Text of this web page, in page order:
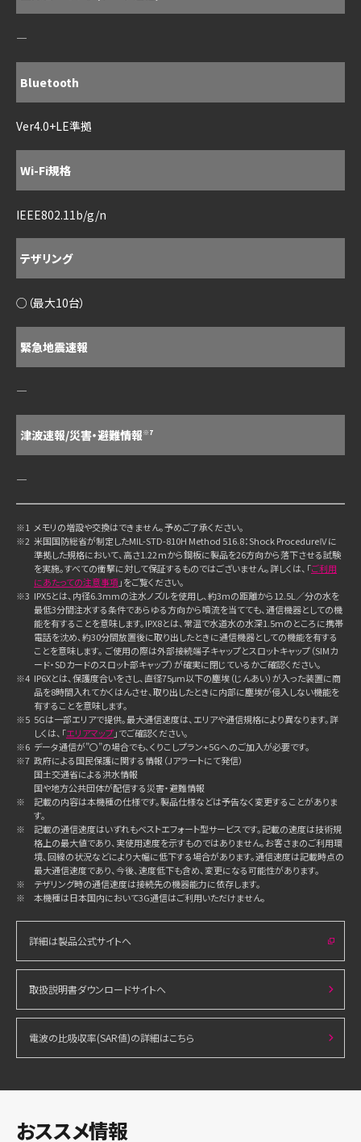
―
Bluetooth
Ver4.0+LE準拠
Wi-Fi規格
IEEE802.11b/g/n
テザリング
○（最大10台）
緊急地震速報
―
津波速報/災害・避難情報※7
―
※1 メモリの増設や交換はできません。予めご了承ください。
※2 米国国防総省が制定したMIL-STD-810H Method 516.8：Shock ProcedureⅣに
準拠した規格において、高さ1.22ｍから鋼板に製品を26方向から落下させる試験
を実施。すべての衝撃に対して保証するものではございません。詳しくは、「ご利用
にあたっての注意事項」をご覧ください。
※3 IPX5とは、内径6.3mmの注水ノズルを使用し、約3mの距離から12.5L／分の水を
最低3分間注水する条件であらゆる方向から噴流を当てても、通信機器としての機
能を有することを意味します。IPX8とは、常温で水道水の水深1.5mのところに携帯
電話を沈め、約30分間放置後に取り出したときに通信機器としての機能を有する
ことを意味します。 ご使用の際は外部接続端子キャップとスロットキャップ（SIMカ
ード・SDカードのスロット部キャップ）が確実に閉じているかご確認ください。
※4 IP6Xとは、保護度合いをさし、直径75μm以下の塵埃（じんあい）が入った装置に商
品を8時間入れてかくはんさせ、取り出したときに内部に塵埃が侵入しない機能を
有することを意味します。
※5 5Gは一部エリアで提供。最大通信速度は、エリアや通信規格により異なります。詳
しくは、「エリアマップ」でご確認ください。
※6 データ通信が”〇”の場合でも、くりこしプラン+5Gへのご加入が必要です。
※7 政府による国民保護に関する情報（Jアラートにて発信）
国土交通省による洪水情報
国や地方公共団体が配信する災害・避難情報
※
記載の内容は本機種の仕様です。製品仕様などは予告なく変更することがありま
す。
※
記載の通信速度はいずれもベストエフォート型サービスです。記載の速度は技術規
格上の最大値であり、実使用速度を示すものではありません。お客さまのご利用環
境、回線の状況などにより大幅に低下する場合があります。通信速度は記載時点の
最大通信速度であり、今後、速度低下も含め、変更になる可能性があります。
※
テザリング時の通信速度は接続先の機器能力に依存します。
※
本機種は日本国内において3G通信はご利用いただけません。
詳細は製品公式サイトへ
取扱説明書ダウンロードサイトへ
電波の比吸収率(SAR値)の詳細はこちら
おススメ情報